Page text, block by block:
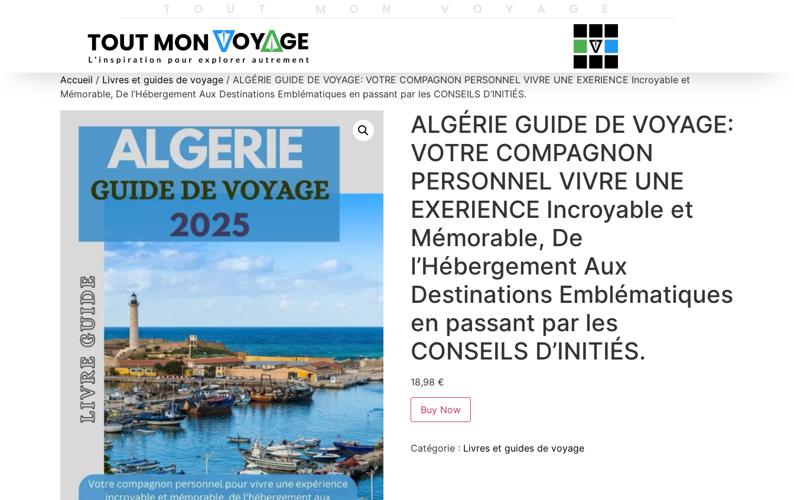
TOUT MON VOYAGE
Accueil / Livres et guides de voyage / ALGÉRIE GUIDE DE VOYAGE: VOTRE COMPAGNON PERSONNEL VIVRE UNE EXERIENCE Incroyable et
Mémorable, De l’Hébergement Aux Destinations Emblématiques en passant par les CONSEILS D’INITIÉS.
ALGÉRIE GUIDE DE VOYAGE:
VOTRE COMPAGNON
PERSONNEL VIVRE UNE
EXERIENCE Incroyable et
Mémorable, De
l’Hébergement Aux
Destinations Emblématiques
en passant par les
CONSEILS D’INITIÉS.
18,98 €
Buy Now
Catégorie : Livres et guides de voyage